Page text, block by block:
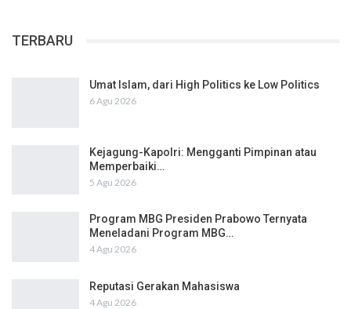
TERBARU
Umat Islam, dari High Politics ke Low Politics
6 Agu 2026
Kejagung-Kapolri: Mengganti Pimpinan atau
Memperbaiki…
5 Agu 2026
Program MBG Presiden Prabowo Ternyata
Meneladani Program MBG…
4 Agu 2026
Reputasi Gerakan Mahasiswa
4 Agu 2026